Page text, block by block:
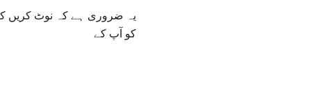
یہ ضروری ہے کہ نوٹ کریں
کو آپ کے